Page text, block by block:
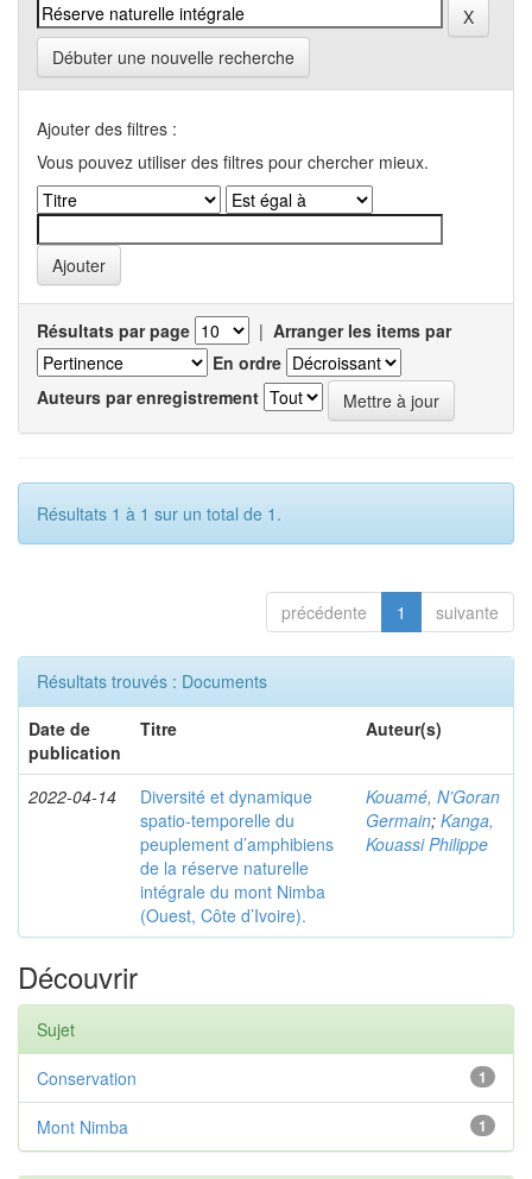
Débuter une nouvelle recherche
Ajouter des filtres :
Vous pouvez utiliser des filtres pour chercher mieux.
Résultats par page | Arranger les items par
En ordre
Auteurs par enregistrement
Résultats 1 à 1 sur un total de 1.
précédente 1 suivante
Résultats trouvés : Documents
Date de
publication
Titre Auteur(s)
2022-04-14
Diversité et dynamique
spatio-temporelle du
peuplement d’amphibiens
de la réserve naturelle
intégrale du mont Nimba
(Ouest, Côte d’Ivoire).
Kouamé, N’Goran
Germain; Kanga,
Kouassi Philippe
Découvrir
Sujet
1
Conservation
1
Mont Nimba